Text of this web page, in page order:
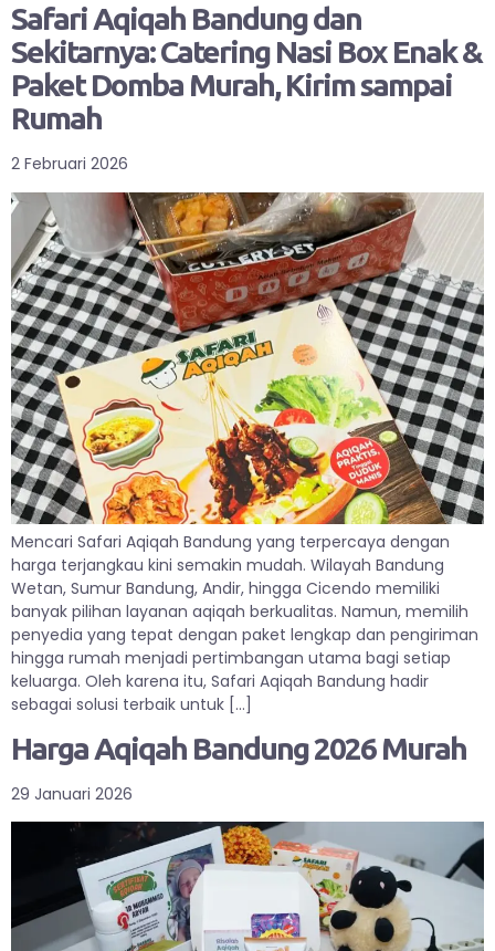
Safari Aqiqah Bandung dan
Sekitarnya: Catering Nasi Box Enak &
Paket Domba Murah, Kirim sampai
Rumah
2 Februari 2026
Mencari Safari Aqiqah Bandung yang terpercaya dengan
harga terjangkau kini semakin mudah. Wilayah Bandung
Wetan, Sumur Bandung, Andir, hingga Cicendo memiliki
banyak pilihan layanan aqiqah berkualitas. Namun, memilih
penyedia yang tepat dengan paket lengkap dan pengiriman
hingga rumah menjadi pertimbangan utama bagi setiap
keluarga. Oleh karena itu, Safari Aqiqah Bandung hadir
sebagai solusi terbaik untuk […]
Harga Aqiqah Bandung 2026 Murah
29 Januari 2026